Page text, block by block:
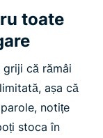
toate
că rămâi
așa că
notițe
stoca în